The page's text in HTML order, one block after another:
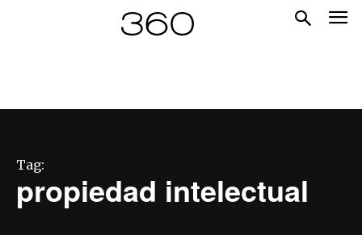
Tag:
propiedad intelectual